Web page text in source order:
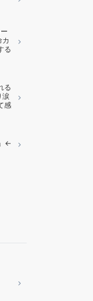
る
る
涙
感
←